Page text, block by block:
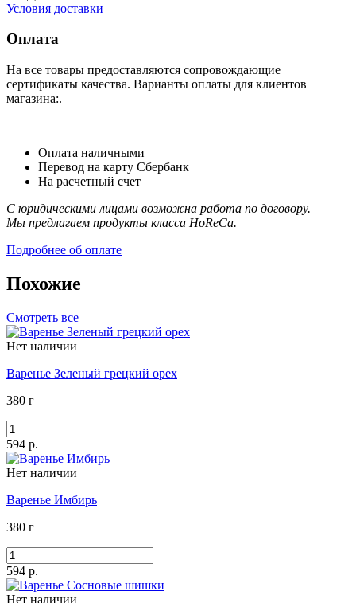
Условия доставки
Оплата
На все товары предоставляются сопровождающие
сертификаты качества. Варианты оплаты для клиентов
магазина:.
Оплата наличными
Перевод на карту Сбербанк
На расчетный счет
С юридическими лицами возможна работа по договору.
Мы предлагаем продукты класса HoReCa.
Подробнее об оплате
Похожие
Смотреть все
Нет наличии
Варенье Зеленый грецкий орех
380 г
594 р.
Нет наличии
Варенье Имбирь
380 г
594 р.
Нет наличии